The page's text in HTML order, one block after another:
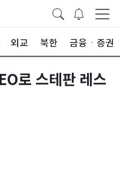
외교 북한 금융ㆍ증권
로 스테판 레스